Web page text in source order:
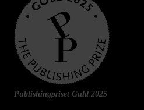
Publishingpriset Guld 2025